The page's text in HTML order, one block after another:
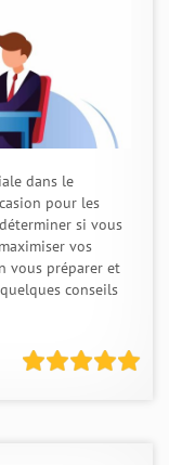
dans le
pour les
si vous
vos
vous préparer et
conseils